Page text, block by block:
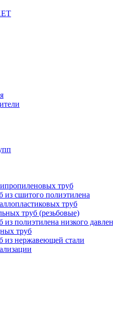
труб
из сшитого полиэтилена
труб
труб (резьбовые)
из полиэтилена низкого
труб
из нержавеющей стали